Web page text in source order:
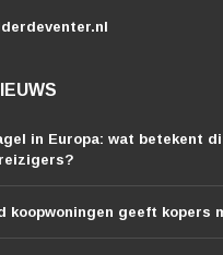
in Europa: wat betekent
koopwoningen geeft kopers